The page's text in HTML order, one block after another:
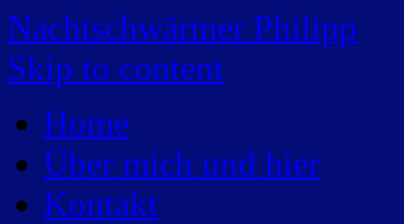
Nachtschwärmer Philipp
Skip to content
Home
Über mich und hier
Kontakt